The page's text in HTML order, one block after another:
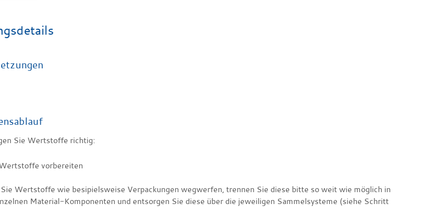
Sie Wertstoffe richtig:
vorbereiten
Wertstoffe wie besipielsweise Verpackungen wegwerfen, trennen Sie diese bitte so weit wie möglich in
Material-Komponenten und entsorgen Sie diese über die jeweiligen Sammelsysteme (siehe Schritt